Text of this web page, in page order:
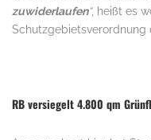
zuwiderlaufen“, heißt es
Schutzgebietsverordnung
RB versiegelt 4.800 qm